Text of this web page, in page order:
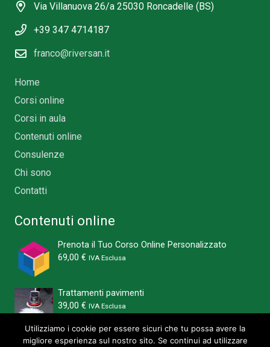
Via Villanuova 26/a 25030 Roncadelle (BS)
+39 347 4714187
franco@riversan.it
Home
Corsi online
Corsi in aula
Contenuti online
Consulenze
Chi sono
Contatti
Contenuti online
Prenota il Tuo Corso Online Personalizzato
69,00 € IVA Esclusa
Trattamenti pavimenti
39,00 € IVA Esclusa
Lavorare in sicurezza
Utilizziamo i cookie per essere sicuri che tu possa avere la
migliore esperienza sul nostro sito. Se continui ad utilizzare